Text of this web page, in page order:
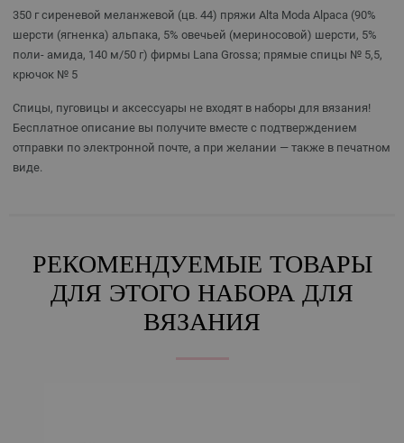
350 г сиреневой меланжевой (цв. 44) пряжи Alta Moda Alpaca (90%
шерсти (ягненка) альпака, 5% овечьей (мериносовой) шерсти, 5%
поли- амида, 140 м/50 г) фирмы Lana Grossa; прямые спицы № 5,5,
крючок № 5
Спицы, пуговицы и аксессуары не входят в наборы для вязания!
Бесплатное описание вы получите вместе с подтверждением
отправки по электронной почте, а при желании — также в печатном
виде.
РЕКОМЕНДУЕМЫЕ ТОВАРЫ
ДЛЯ ЭТОГО НАБОРА ДЛЯ
ВЯЗАНИЯ